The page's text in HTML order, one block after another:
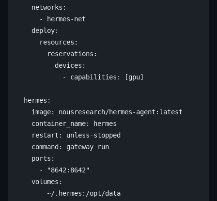
networks :
-
hermes-net
deploy:
resources :
reservations :
devices :
-
capabilities : [gpu]
hermes :
image:
nousresearch/hermes-agent:latest
container_name:
hermes
restart :
unless-stopped
command :
gateway run
ports :
-
"8642:8642"
volumes :
-
~/.hermes:/opt/data